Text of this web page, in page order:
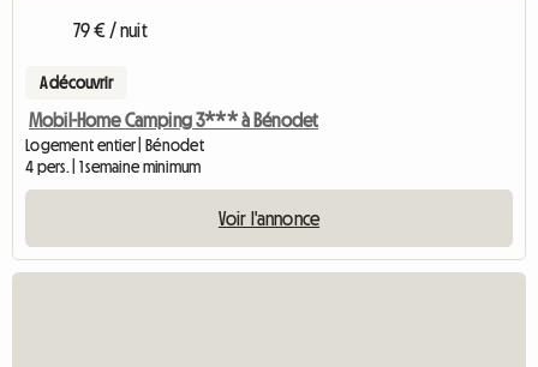
79 € / nuit
A découvrir
Mobil-Home Camping 3*** à Bénodet
Logement entier | Bénodet
4 pers. | 1 semaine minimum
Voir l'annonce